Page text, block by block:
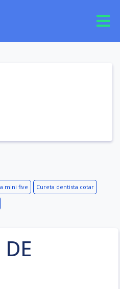
mini five Cureta dentista cotar